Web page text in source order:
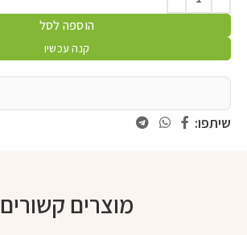
הוספה לסל
קנה עכשיו
שיתפו:
מוצרים קשורים